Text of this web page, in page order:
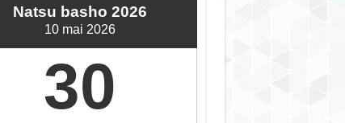
Natsu basho 2026
10 mai 2026
30